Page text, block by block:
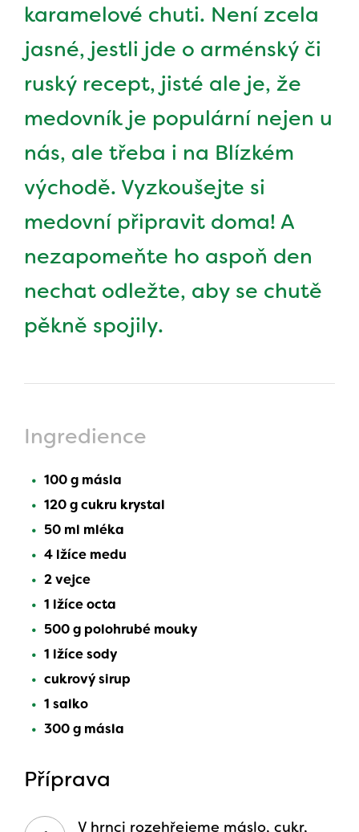
karamelové chuti. Není zcela
jasné, jestli jde o arménský či
ruský recept, jisté ale je, že
medovník je populární nejen u
nás, ale třeba i na Blízkém
východě. Vyzkoušejte si
medovní připravit doma! A
nezapomeňte ho aspoň den
nechat odležte, aby se chutě
pěkně spojily.
Ingredience
100 g másla
120 g cukru krystal
50 ml mléka
4 lžíce medu
2 vejce
1 lžíce octa
500 g polohrubé mouky
1 lžíce sody
cukrový sirup
1 salko
300 g másla
Příprava
V hrnci rozehřejeme máslo, cukr,